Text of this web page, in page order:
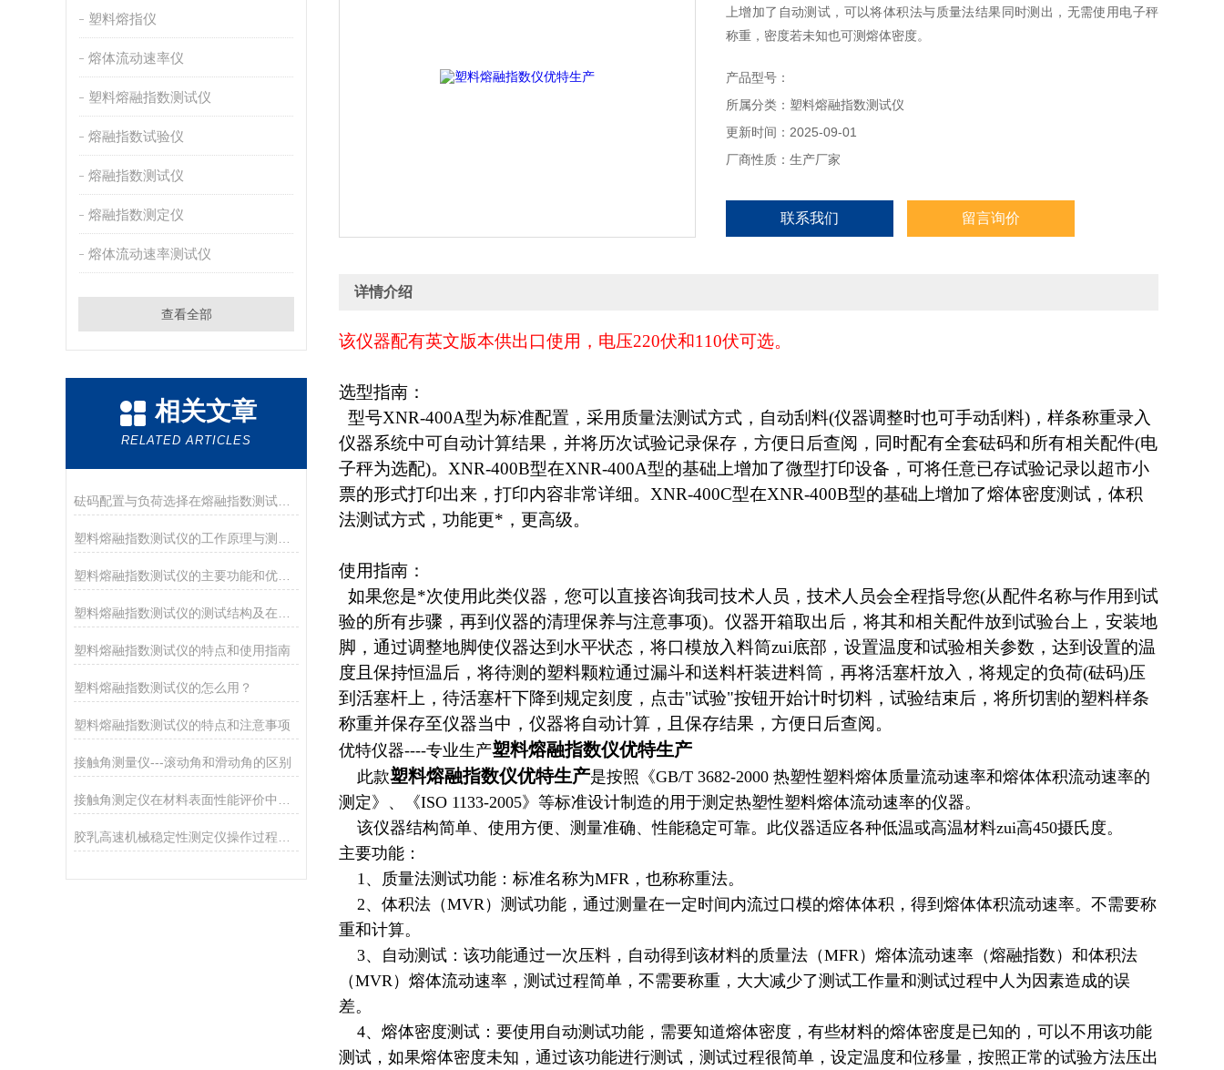
塑料熔指仪
熔体流动速率仪
塑料熔融指数测试仪
熔融指数试验仪
熔融指数测试仪
熔融指数测定仪
熔体流动速率测试仪
查看全部
相关文章
RELATED ARTICLES
塑料熔融指数测试仪的主要功能和优势是怎样的？
塑料熔融指数测试仪的特点和使用指南
塑料熔融指数测试仪的怎么用？
塑料熔融指数测试仪的特点和注意事项
接触角测量仪---滚动角和滑动角的区别
上增加了自动测试，可以将体积法与质量法结果同时测出，无需使用电子秤
称重，密度若未知也可测熔体密度。
产品型号：
所属分类：塑料熔融指数测试仪
更新时间：2025-09-01
厂商性质：生产厂家
联系我们 留言询价
详情介绍
该仪器配有英文版本供出口使用，电压220伏和110伏可选。
选型指南：
型号XNR-400A型为标准配置，采用质量法测试方式，自动刮料(仪器调整时也可手动刮料)，样条称重录入
仪器系统中可自动计算结果，并将历次试验记录保存，方便日后查阅，同时配有全套砝码和所有相关配件(电
子秤为选配)。XNR-400B型在XNR-400A型的基础上增加了微型打印设备，可将任意已存试验记录以超市小
票的形式打印出来，打印内容非常详细。XNR-400C型在XNR-400B型的基础上增加了熔体密度测试，体积
法测试方式，功能更*，更高级。
使用指南：
如果您是*次使用此类仪器，您可以直接咨询我司技术人员，技术人员会全程指导您(从配件名称与作用到试
验的所有步骤，再到仪器的清理保养与注意事项)。仪器开箱取出后，将其和相关配件放到试验台上，安装地
脚，通过调整地脚使仪器达到水平状态，将口模放入料筒zui底部，设置温度和试验相关参数，达到设置的温
度且保持恒温后，将待测的塑料颗粒通过漏斗和送料杆装进料筒，再将活塞杆放入，将规定的负荷(砝码)压
到活塞杆上，待活塞杆下降到规定刻度，点击"试验"按钮开始计时切料，试验结束后，将所切割的塑料样条
称重并保存至仪器当中，仪器将自动计算，且保存结果，方便日后查阅。
优特仪器----专业生产塑料熔融指数仪优特生产
此款塑料熔融指数仪优特生产是按照《GB/T 3682-2000 热塑性塑料熔体质量流动速率和熔体体积流动速率的
测定》、《ISO 1133-2005》等标准设计制造的用于测定热塑性塑料熔体流动速率的仪器。
该仪器结构简单、使用方便、测量准确、性能稳定可靠。此仪器适应各种低温或高温材料zui高450摄氏度。
主要功能：
1、质量法测试功能：标准名称为MFR，也称称重法。
2、体积法（MVR）测试功能，通过测量在一定时间内流过口模的熔体体积，得到熔体体积流动速率。不需要称
重和计算。
3、自动测试：该功能通过一次压料，自动得到该材料的质量法（MFR）熔体流动速率（熔融指数）和体积法
（MVR）熔体流动速率，测试过程简单，不需要称重，大大减少了测试工作量和测试过程中人为因素造成的误
差。
4、熔体密度测试：要使用自动测试功能，需要知道熔体密度，有些材料的熔体密度是已知的，可以不用该功能
测试，如果熔体密度未知，通过该功能进行测试，测试过程很简单，设定温度和位移量，按照正常的试验方法压出